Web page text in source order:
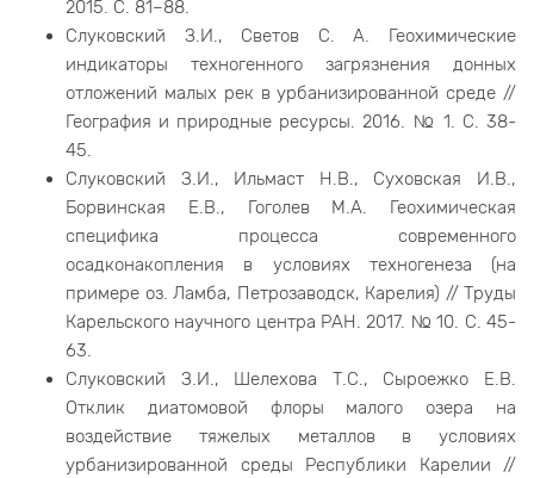
2015. С. 81–88.
Слуковский З.И., Светов С. А. Геохимические
индикаторы техногенного загрязнения донных
отложений малых рек в урбанизированной среде //
География и природные ресурсы. 2016. № 1. С. 38-
45.
Слуковский З.И., Ильмаст Н.В., Суховская И.В.,
Борвинская Е.В., Гоголев М.А. Геохимическая
специфика процесса современного
осадконакопления в условиях техногенеза (на
примере оз. Ламба, Петрозаводск, Карелия) // Труды
Карельского научного центра РАН. 2017. № 10. С. 45-
63.
Слуковский З.И., Шелехова Т.С., Сыроежко Е.В.
Отклик диатомовой флоры малого озера на
воздействие тяжелых металлов в условиях
урбанизированной среды Республики Карелии //